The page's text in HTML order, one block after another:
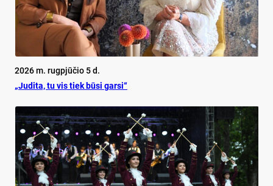
2026 m. rugpjūčio 5 d.
„Judita, tu vis tiek būsi garsi“